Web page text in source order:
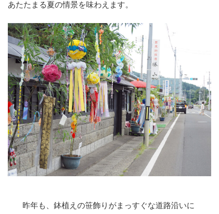
あたたまる夏の情景を味わえます。
昨年も、鉢植えの笹飾りがまっすぐな道路沿いに